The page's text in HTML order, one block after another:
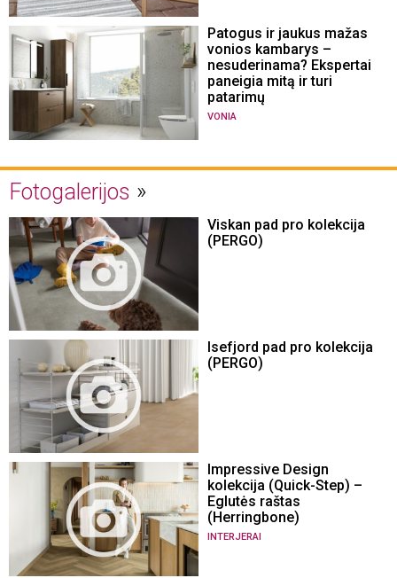
Patogus ir jaukus mažas
vonios kambarys –
nesuderinama? Ekspertai
paneigia mitą ir turi
patarimų
VONIA
Fotogalerijos
Viskan pad pro kolekcija
(PERGO)
Isefjord pad pro kolekcija
(PERGO)
Impressive Design
kolekcija (Quick-Step) –
Eglutės raštas
(Herringbone)
INTERJERAI